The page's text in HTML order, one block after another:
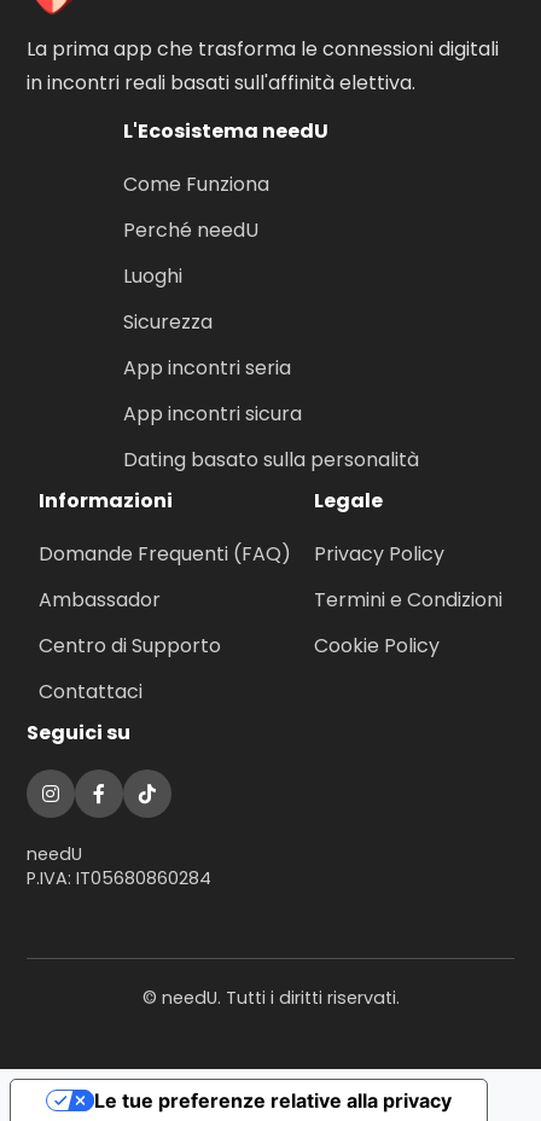
La prima app che trasforma le connessioni digitali
in incontri reali basati sull'affinità elettiva.
L'Ecosistema needU
Come Funziona
Perché needU
Luoghi
Sicurezza
App incontri seria
App incontri sicura
Dating basato sulla personalità
Informazioni
Domande Frequenti (FAQ)
Ambassador
Centro di Supporto
Contattaci
Legale
Privacy Policy
Termini e Condizioni
Cookie Policy
Seguici su
needU
P.IVA: IT05680860284
© needU. Tutti i diritti riservati.
Le tue preferenze relative alla privacy